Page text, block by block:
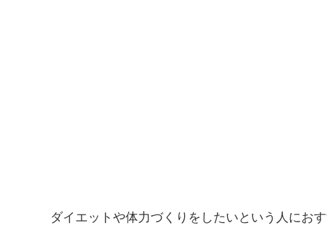
ダイエットや体力づくりをしたいという人にお